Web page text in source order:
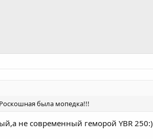
была мопедка!!!
не современный геморой YBR 250:)